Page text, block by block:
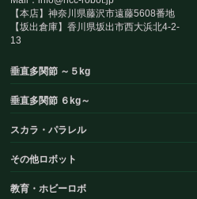
【本店】神奈川県藤沢市遠藤5608番地
【坂出倉庫】香川県坂出市西大浜北4-2-
13
垂直多関節 ～５kg
垂直多関節 ６kg～
スカラ・パラレル
その他ロボット
教育・ホビーロボ